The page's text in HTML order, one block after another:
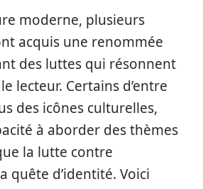
moderne, plusieurs
acquis une renommée
des luttes qui résonnent
lecteur. Certains d’entre
des icônes culturelles,
à aborder des thèmes
la lutte contre
quête d’identité. Voici